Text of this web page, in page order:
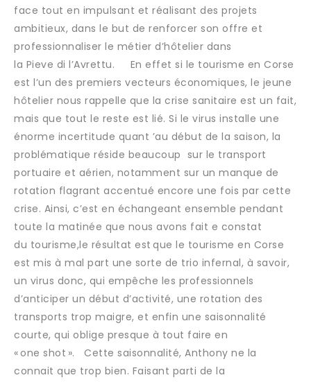
face tout en impulsant et réalisant des projets
ambitieux, dans le but de renforcer son offre et
professionnaliser le métier d’hôtelier dans
la Pieve di l’Avrettu. En effet si le tourisme en Corse
est l’un des premiers vecteurs économiques, le jeune
hôtelier nous rappelle que la crise sanitaire est un fait,
mais que tout le reste est lié. Si le virus installe une
énorme incertitude quant ’au début de la saison, la
problématique réside beaucoup sur le transport
portuaire et aérien, notamment sur un manque de
rotation flagrant accentué encore une fois par cette
crise. Ainsi, c’est en échangeant ensemble pendant
toute la matinée que nous avons fait e constat
du tourisme,le résultat est que le tourisme en Corse
est mis à mal part une sorte de trio infernal, à savoir,
un virus donc, qui empêche les professionnels
d’anticiper un début d’activité, une rotation des
transports trop maigre, et enfin une saisonnalité
courte, qui oblige presque à tout faire en
« one shot ». Cette saisonnalité, Anthony ne la
connait que trop bien. Faisant parti de la